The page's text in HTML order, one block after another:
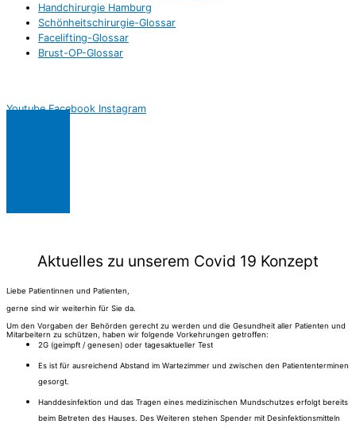
Handchirurgie Hamburg
Schönheitschirurgie-Glossar
Facelifting-Glossar
Brust-OP-Glossar
Youtube Facebook Instagram
Aktuelles zu unserem Covid 19 Konzept
Liebe Patientinnen und Patienten,
gerne sind wir weiterhin für Sie da.
Um den Vorgaben der Behörden gerecht zu werden und die Gesundheit aller Patienten und
Mitarbeitern zu schützen, haben wir folgende Vorkehrungen getroffen:
2G (geimpft / genesen) oder tagesaktueller Test
Es ist für ausreichend Abstand im Wartezimmer und zwischen den Patiententerminen
gesorgt.
Handdesinfektion und das Tragen eines medizinischen Mundschutzes erfolgt bereits
beim Betreten des Hauses. Des Weiteren stehen Spender mit Desinfektionsmitteln